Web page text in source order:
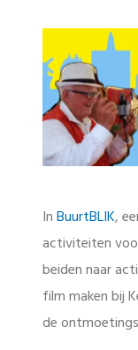
InBuurtBLIK,
activiteiten
beiden naar
film maken bij
de